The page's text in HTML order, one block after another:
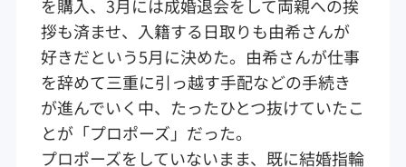
を購入、3月には成婚退会をして両親への挨
拶も済ませ、入籍する日取りも由希さんが
好きだという5月に決めた。由希さんが仕事
を辞めて三重に引っ越す手配などの手続き
が進んでいく中、たったひとつ抜けていたこ
とが「プロポーズ」だった。
プロポーズをしていないまま、既に結婚指輪